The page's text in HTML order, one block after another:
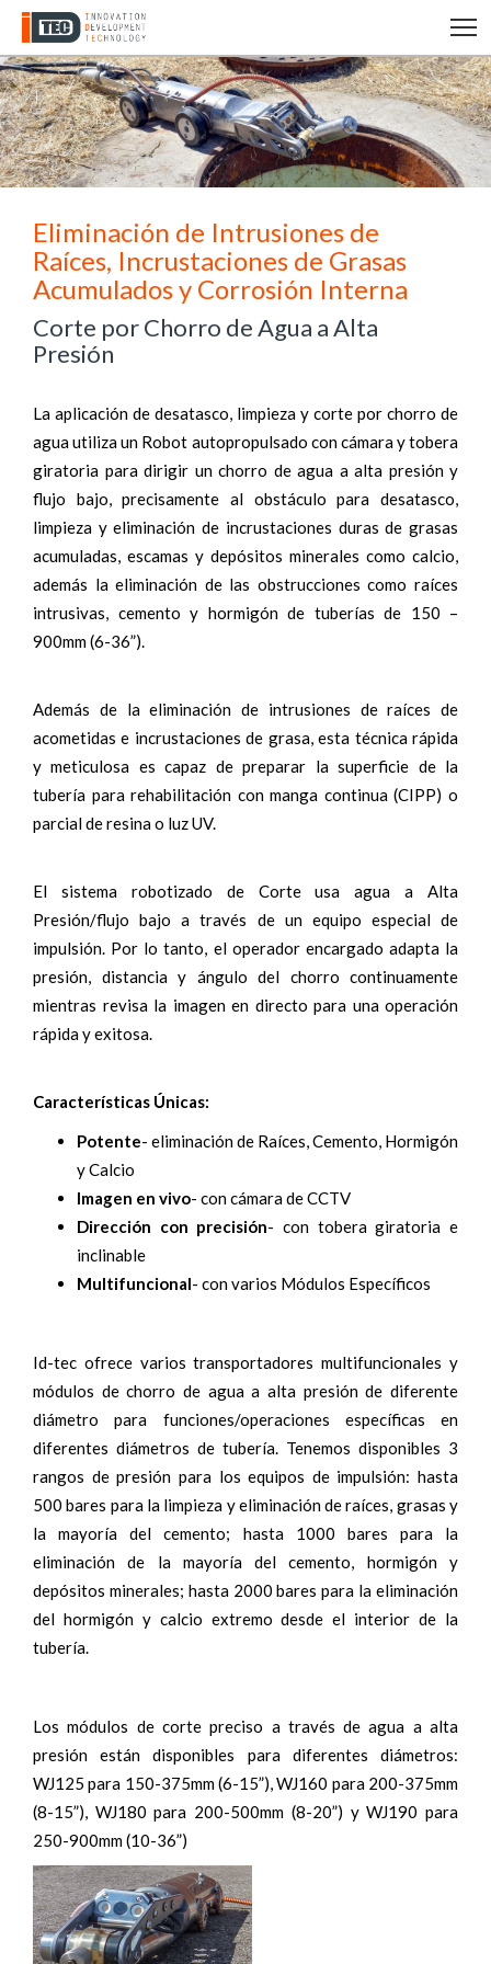
Eliminación de Intrusiones de
Raíces, Incrustaciones de Grasas
Acumulados y Corrosión Interna
Corte por Chorro de Agua a Alta
Presión
La aplicación de desatasco, limpieza y corte por chorro de
agua utiliza un Robot autopropulsado con cámara y tobera
giratoria para dirigir un chorro de agua a alta presión y
flujo bajo, precisamente al obstáculo para desatasco,
limpieza y eliminación de incrustaciones duras de grasas
acumuladas, escamas y depósitos minerales como calcio,
además la eliminación de las obstrucciones como raíces
intrusivas, cemento y hormigón de tuberías de 150 –
900mm (6-36”).
Además de la eliminación de intrusiones de raíces de
acometidas e incrustaciones de grasa, esta técnica rápida
y meticulosa es capaz de preparar la superficie de la
tubería para rehabilitación con manga continua (CIPP) o
parcial de resina o luz UV.
El sistema robotizado de Corte usa agua a Alta
Presión/flujo bajo a través de un equipo especial de
impulsión. Por lo tanto, el operador encargado adapta la
presión, distancia y ángulo del chorro continuamente
mientras revisa la imagen en directo para una operación
rápida y exitosa.
Características Únicas:
Potente- eliminación de Raíces, Cemento, Hormigón
y Calcio
Imagen en vivo- con cámara de CCTV
Dirección con precisión- con tobera giratoria e
inclinable
Multifuncional- con varios Módulos Específicos
Id-tec ofrece varios transportadores multifuncionales y
módulos de chorro de agua a alta presión de diferente
diámetro para funciones/operaciones específicas en
diferentes diámetros de tubería. Tenemos disponibles 3
rangos de presión para los equipos de impulsión: hasta
500 bares para la limpieza y eliminación de raíces, grasas y
la mayoría del cemento; hasta 1000 bares para la
eliminación de la mayoría del cemento, hormigón y
depósitos minerales; hasta 2000 bares para la eliminación
del hormigón y calcio extremo desde el interior de la
tubería.
Los módulos de corte preciso a través de agua a alta
presión están disponibles para diferentes diámetros:
WJ125 para 150-375mm (6-15”), WJ160 para 200-375mm
(8-15”), WJ180 para 200-500mm (8-20”) y WJ190 para
250-900mm (10-36”)